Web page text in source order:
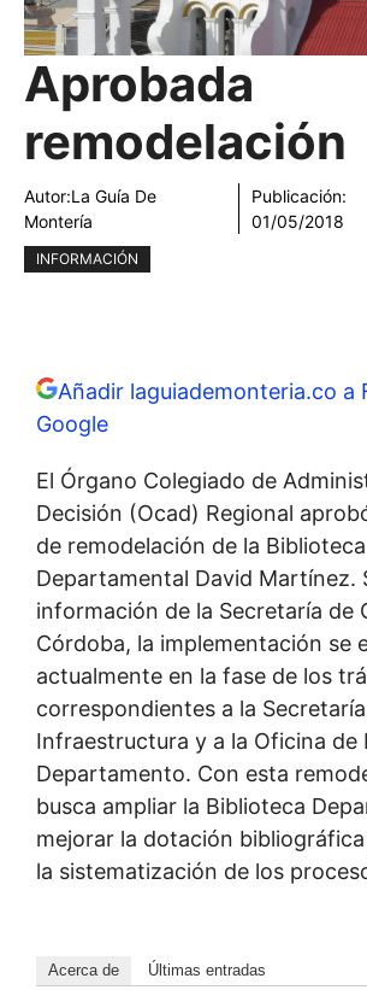
Aprobada
remodelación
Autor:La Guía De
Montería
Publicación:
01/05/2018
INFORMACIÓN
Añadir laguiademonteria.co a
Google
El Órgano Colegiado de
Decisión (Ocad) Regional
de remodelación de la Biblioteca
Departamental David Martínez.
información de la Secretaría de
Córdoba, la implementación se
actualmente en la fase de los
correspondientes a la
Infraestructura y a la Oficina de
Departamento. Con esta
busca ampliar la Biblioteca
mejorar la dotación
la sistematización de los
Acerca de Últimas entradas